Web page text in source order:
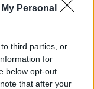
Personal
third parties, or
for
below opt-out
that after your
40 százalékkal többe